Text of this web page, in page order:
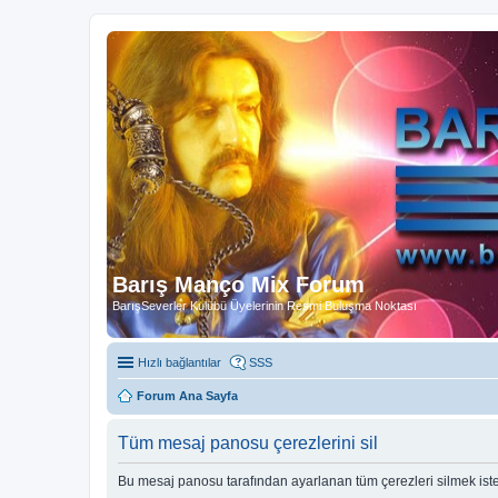
Barış Manço Mix Forum
BarışSeverler Kulübü Üyelerinin Resmi Buluşma Noktası
Hızlı bağlantılar SSS
Forum Ana Sayfa
Tüm mesaj panosu çerezlerini sil
Bu mesaj panosu tarafından ayarlanan tüm çerezleri silmek